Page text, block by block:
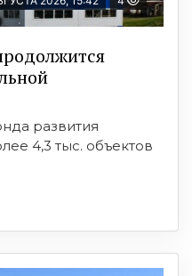
развития
4,3 тыс. объектов